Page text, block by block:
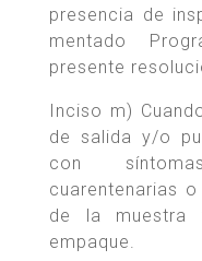
presencia de
mentado
presente
Inciso m)
de salida y/o
con
cuarentenarias
de la muestra
empaque.